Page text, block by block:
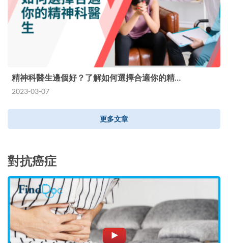
精神科醫生邊個好？了解如何選擇合適你的精…
2023-03-07
更多文章
對抗癌症